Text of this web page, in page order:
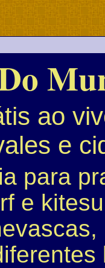
ao
e
para
e